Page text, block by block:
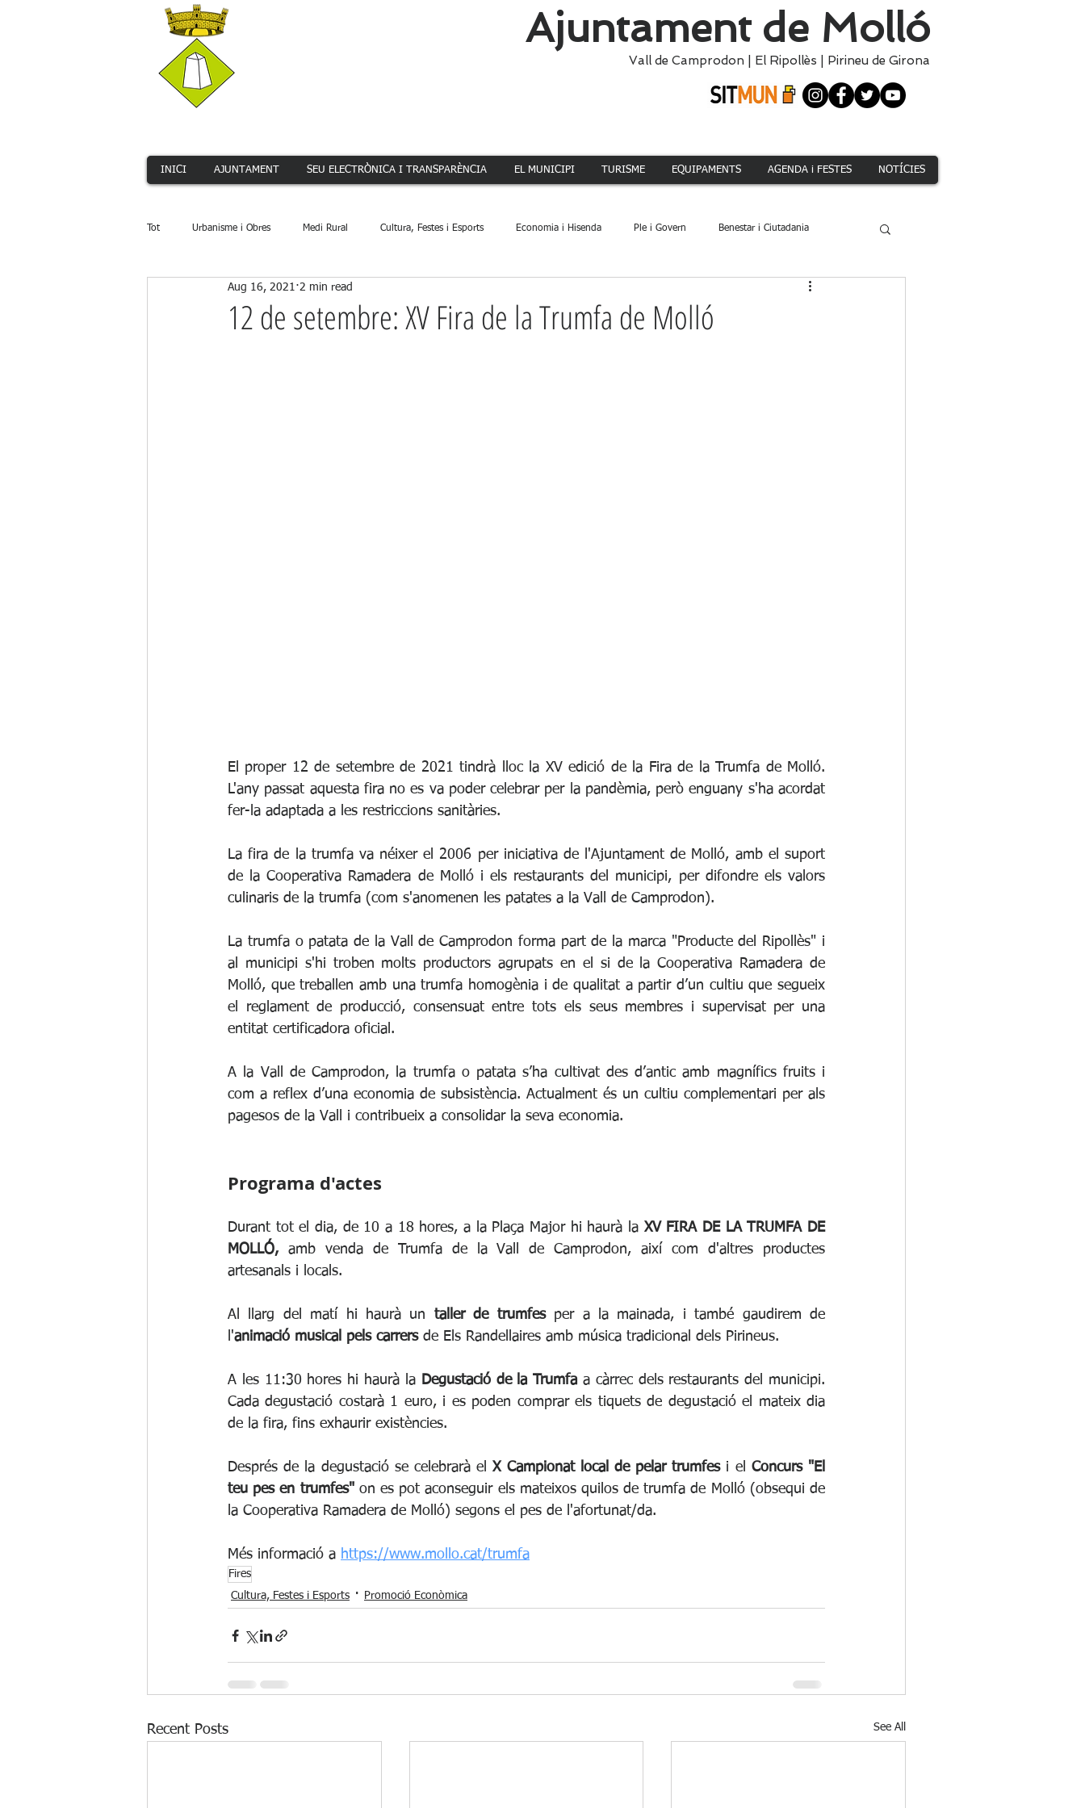
Ajuntament de Molló
Vall de Camprodon El Ripollès Pirineu de Girona
INICI AJUNTAMENT SEU ELECTRÒNICA I TRANSPARÈNCIA EL MUNICIPI TURISME EQUIPAMENTS AGENDA i FESTES NOTÍCIES
Tot Urbanisme i Obres Medi Rural Cultura, Festes i Esports Economia i Hisenda Ple i Govern Benestar i Ciutadania
Serveis Públics Promoció Econòmica Acció Climàtica i Medi Natural
12 de setembre: XV Fira de la Trumfa de Molló
Aug 16, 2021 2 min read
El proper 12 de setembre de 2021 tindrà lloc la XV edició de la Fira de la Trumfa de Molló.
L'any passat aquesta fira no es va poder celebrar per la pandèmia, però enguany s'ha acordat
fer-la adaptada a les restriccions sanitàries.
La fira de la trumfa va néixer el 2006 per iniciativa de l'Ajuntament de Molló, amb el suport
de la Cooperativa Ramadera de Molló i els restaurants del municipi, per difondre els valors
culinaris de la trumfa (com s'anomenen les patates a la Vall de Camprodon).
La trumfa o patata de la Vall de Camprodon forma part de la marca "Producte del Ripollès" i
al municipi s'hi troben molts productors agrupats en el si de la Cooperativa Ramadera de
Molló, que treballen amb una trumfa homogènia i de qualitat a partir d’un cultiu que segueix
el reglament de producció, consensuat entre tots els seus membres i supervisat per una
entitat certificadora oficial.
A la Vall de Camprodon, la trumfa o patata s’ha cultivat des d’antic amb magnífics fruits i
com a reflex d’una economia de subsistència. Actualment és un cultiu complementari per als
pagesos de la Vall i contribueix a consolidar la seva economia.
Programa d'actes
Durant tot el dia, de 10 a 18 hores, a la Plaça Major hi haurà la XV FIRA DE LA TRUMFA DE
MOLLÓ, amb venda de Trumfa de la Vall de Camprodon, així com d'altres productes
artesanals i locals.
Al llarg del matí hi haurà un taller de trumfes per a la mainada, i també gaudirem de
l'animació musical pels carrers de Els Randellaires amb música tradicional dels Pirineus.
A les 11:30 hores hi haurà la Degustació de la Trumfa a càrrec dels restaurants del municipi.
Cada degustació costarà 1 euro, i es poden comprar els tiquets de degustació el mateix dia
de la fira, fins exhaurir existències.
Després de la degustació se celebrarà el X Campionat local de pelar trumfes i el Concurs "El
teu pes en trumfes" on es pot aconseguir els mateixos quilos de trumfa de Molló (obsequi de
la Cooperativa Ramadera de Molló) segons el pes de l'afortunat/da.
Més informació a https://www.mollo.cat/trumfa
Fires
Cultura, Festes i Esports
Promoció Econòmica
Recent Posts See All